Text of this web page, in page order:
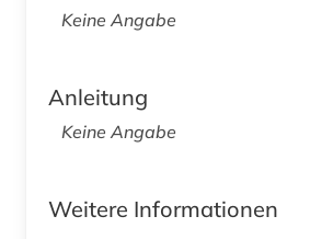
Keine Angabe
Anleitung
Keine Angabe
Weitere Informationen